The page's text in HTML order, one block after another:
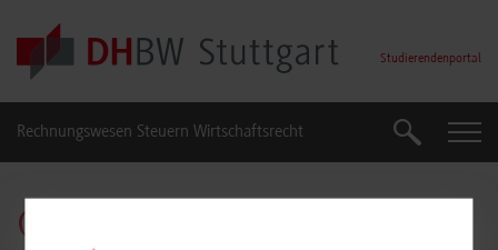
Skip to main content
Studierendenportal
Rechnungswesen Steuern Wirtschaftsrecht Suche
Christiana Lehe